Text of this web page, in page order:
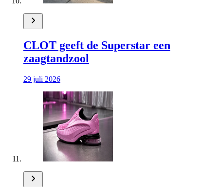
CLOT geeft de Superstar een
zaagtandzool
29 juli 2026